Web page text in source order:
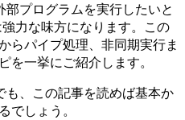
プログラムを実行したいと
力な味方になります。この
らパイプ処理、非同期実行ま
を一挙にご紹介します。
も、この記事を読めば基本か
でしょう。